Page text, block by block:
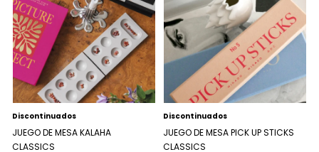
Discontinuados
JUEGO DE MESA KALAHA
CLASSICS
Discontinuados
JUEGO DE MESA PICK UP STICKS
CLASSICS